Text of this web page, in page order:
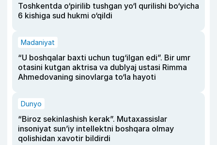
Toshkentda o‘pirilib tushgan yo‘l qurilishi bo‘yicha
6 kishiga sud hukmi o‘qildi
Madaniyat
“U boshqalar baxti uchun tug‘ilgan edi”. Bir umr
otasini kutgan aktrisa va dublyaj ustasi Rimma
Ahmedovaning sinovlarga to‘la hayoti
Dunyo
“Biroz sekinlashish kerak”. Mutaxassislar
insoniyat sun’iy intellektni boshqara olmay
qolishidan xavotir bildirdi